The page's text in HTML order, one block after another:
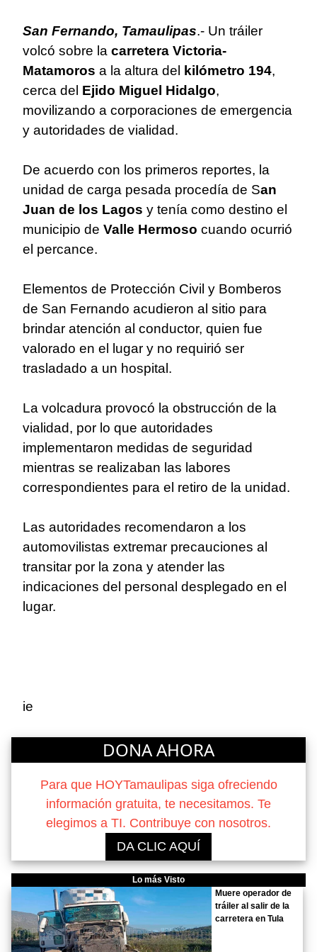
San Fernando, Tamaulipas.- Un tráiler
volcó sobre la carretera Victoria-
Matamoros a la altura del kilómetro 194,
cerca del Ejido Miguel Hidalgo,
movilizando a corporaciones de emergencia
y autoridades de vialidad.
De acuerdo con los primeros reportes, la
unidad de carga pesada procedía de San
Juan de los Lagos y tenía como destino el
municipio de Valle Hermoso cuando ocurrió
el percance.
Elementos de Protección Civil y Bomberos
de San Fernando acudieron al sitio para
brindar atención al conductor, quien fue
valorado en el lugar y no requirió ser
trasladado a un hospital.
La volcadura provocó la obstrucción de la
vialidad, por lo que autoridades
implementaron medidas de seguridad
mientras se realizaban las labores
correspondientes para el retiro de la unidad.
Las autoridades recomendaron a los
automovilistas extremar precauciones al
transitar por la zona y atender las
indicaciones del personal desplegado en el
lugar.
ie
DONA AHORA
Para que HOYTamaulipas siga ofreciendo
información gratuita, te necesitamos. Te
elegimos a TI. Contribuye con nosotros.
DA CLIC AQUÍ
Lo más Visto
Muere operador de
tráiler al salir de la
carretera en Tula